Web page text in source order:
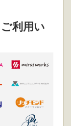
利用い